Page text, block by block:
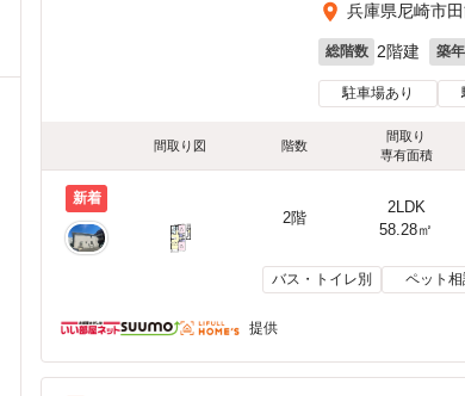
兵庫県尼崎市
総階数 2階建 築
駐車場あり
間取り図 階数
間取り
専有面積
新着
2階
2LDK
58.28㎡
バス・トイレ別 ペット相
提供